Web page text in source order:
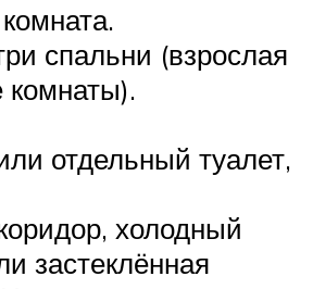
спальни (взрослая
комнаты).
отдельный туалет,
холодный
застеклённая